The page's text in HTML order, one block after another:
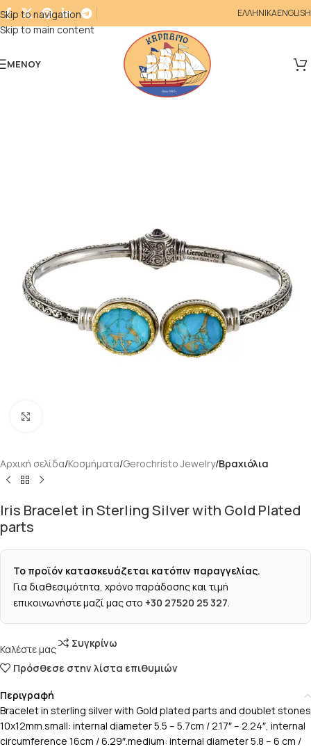
Skip to navigation
Skip to main content
ΕΛΛΗΝΙΚΑENGLISH
ΜΕΝΟΎ
Αρχική σελίδα Κοσμήματα Gerochristo Jewelry Βραχιόλια
Iris Bracelet in Sterling Silver with Gold Plated
parts
Το προϊόν κατασκευάζεται κατόπιν παραγγελίας.
Για διαθεσιμότητα, χρόνο παράδοσης και τιμή
επικοινωνήστε μαζί μας στο +30 27520 25 327.
Καλέστε μας
Συγκρίνω
Πρόσθεσε στην λίστα επιθυμιών
Περιγραφή
Bracelet in sterling silver with Gold plated parts and doublet stones
10x12mm.small: internal diameter 5.5 – 5.7cm / 2.17″ – 2.24″, internal
circumference 16cm / 6.29″.medium: internal diameter 5.8 – 6 cm /